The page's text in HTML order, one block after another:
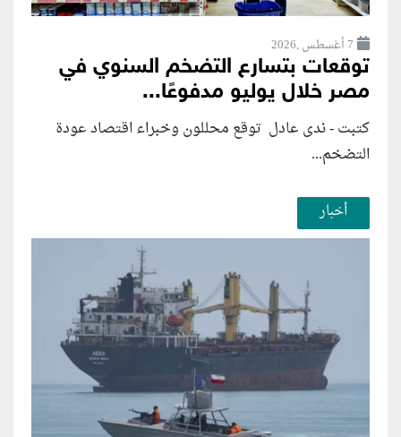
7 أغسطس ,2026
توقعات بتسارع التضخم السنوي في
مصر خلال يوليو مدفوعًا...
كتبت - ندى عادل توقع محللون وخبراء اقتصاد عودة
التضخم...
أخبار